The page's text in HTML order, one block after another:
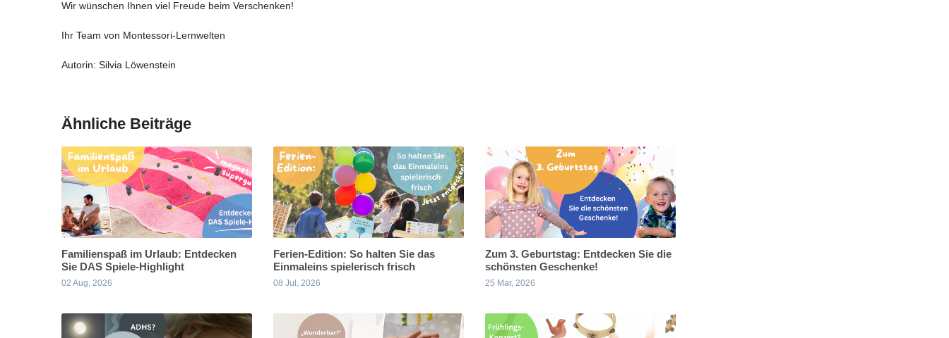
Wir wünschen Ihnen viel Freude beim Verschenken!
Ihr Team von Montessori-Lernwelten
Autorin: Silvia Löwenstein
Ähnliche Beiträge
Familienspaß im Urlaub: Entdecken
Sie DAS Spiele-Highlight
02 Aug, 2026
Ferien-Edition: So halten Sie das
Einmaleins spielerisch frisch
08 Jul, 2026
Zum 3. Geburtstag: Entdecken Sie die
schönsten Geschenke!
25 Mar, 2026